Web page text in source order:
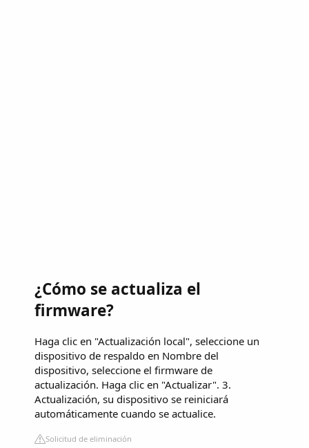
¿Cómo se actualiza el
firmware?
Haga clic en "Actualización local", seleccione un
dispositivo de respaldo en Nombre del
dispositivo, seleccione el firmware de
actualización. Haga clic en "Actualizar". 3.
Actualización, su dispositivo se reiniciará
automáticamente cuando se actualice.
Solicitud de eliminación